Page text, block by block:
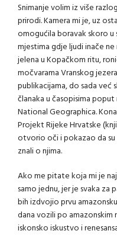
Snimanje volim iz više
prirodi. Kamera mi je, uz
omogućila boravak skoro
mjestima gdje ljudi inače
jelena u Kopačkom ritu,
močvarama Vranskog
publikacijama, do sada
članaka u časopisima
National Geographica.
Projekt Rijeke Hrvatske
otvorio oči i pokazao da
znali o njima.
Ako me pitate koja mi je
samo jednu, jer je svaka za
bih izdvojio prvu
dana vozili po
iskonsko iskustvo i